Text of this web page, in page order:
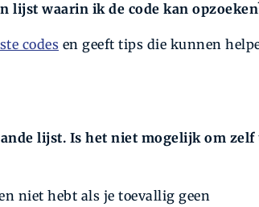
lijst waarin ik de code kan
codes en geeft tips die kunnen
lijst. Is het niet mogelijk om zelf
niet hebt als je toevallig geen